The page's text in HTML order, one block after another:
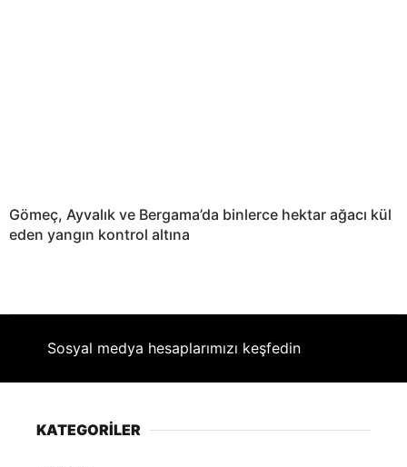
Gömeç, Ayvalık ve Bergama’da binlerce hektar ağacı kül
eden yangın kontrol altına
Sosyal medya hesaplarımızı keşfedin
KATEGORİLER